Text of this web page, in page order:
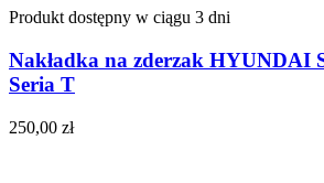
Produkt dostępny w ciągu 3 dni
Nakładka na zderzak HYUNDAI
Seria T
250,00 zł